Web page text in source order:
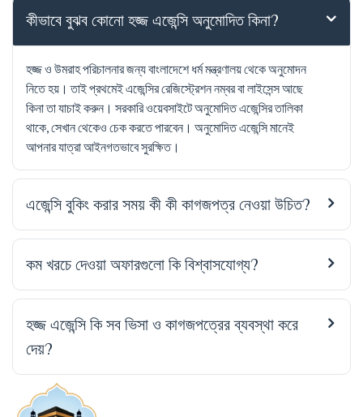
কীভাবে বুঝব কোনো হজ্জ এজেন্সি অনুমোদিত কিনা?
হজ্জ ও উমরাহ পরিচালনার জন্য বাংলাদেশে ধর্ম মন্ত্রণালয় থেকে অনুমোদন
নিতে হয়। তাই প্রথমেই এজেন্সির রেজিস্ট্রেশন নম্বর বা লাইসেন্স আছে
কিনা তা যাচাই করুন। সরকারি ওয়েবসাইটে অনুমোদিত এজেন্সির তালিকা
থাকে, সেখান থেকেও চেক করতে পারবেন। অনুমোদিত এজেন্সি মানেই
আপনার যাত্রা আইনগতভাবে সুরক্ষিত।
এজেন্সি বুকিং করার সময় কী কী কাগজপত্র নেওয়া উচিত?
কম খরচে দেওয়া অফারগুলো কি বিশ্বাসযোগ্য?
হজ্জ এজেন্সি কি সব ভিসা ও কাগজপত্রের ব্যবস্থা করে
দেয়?